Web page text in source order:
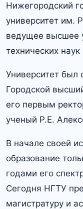
Нижегородский
университет им.
ведущее высшее
технических
Университет был
Городской
его первым
ученый Р.​Е.​
В начале своей
образование
годами его
Сегодня НГТУ
магистратуру и